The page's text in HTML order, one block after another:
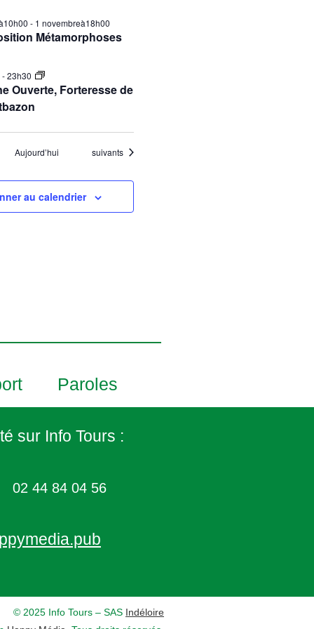
Métamorphoses
- 1 novembreà18h00
Ouverte, Forteresse de
-23h30
Aujourd’hui Évènements
suivants
au calendrier
Paroles
sur Info Tours :
02 44 84 04 56
© 2025 Info Tours – SAS Indéloire